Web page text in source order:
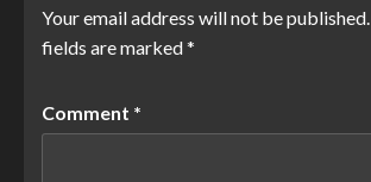
Your email address will not be published.
fields are marked*
Comment *